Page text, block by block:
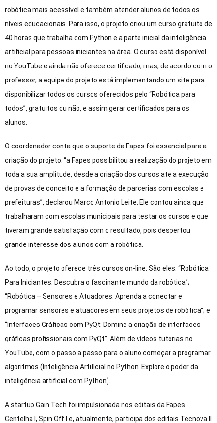
robótica mais acessível e também atender alunos de todos os
níveis educacionais. Para isso, o projeto criou um curso gratuito de
40 horas que trabalha com Python e a parte inicial da inteligência
artificial para pessoas iniciantes na área. O curso está disponível
no YouTube e ainda não oferece certificado, mas, de acordo com o
professor, a equipe do projeto está implementando um site para
disponibilizar todos os cursos oferecidos pelo “Robótica para
todos”, gratuitos ou não, e assim gerar certificados para os
alunos.
O coordenador conta que o suporte da Fapes foi essencial para a
criação do projeto: “a Fapes possibilitou a realização do projeto em
toda a sua amplitude, desde a criação dos cursos até a execução
de provas de conceito e a formação de parcerias com escolas e
prefeituras”, declarou Marco Antonio Leite. Ele contou ainda que
trabalharam com escolas municipais para testar os cursos e que
tiveram grande satisfação com o resultado, pois despertou
grande interesse dos alunos com a robótica.
Ao todo, o projeto oferece três cursos on-line. São eles: “Robótica
Para Iniciantes: Descubra o fascinante mundo da robótica”;
“Robótica – Sensores e Atuadores: Aprenda a conectar e
programar sensores e atuadores em seus projetos de robótica”; e
“Interfaces Gráficas com PyQt: Domine a criação de interfaces
gráficas profissionais com PyQt”. Além de vídeos tutorias no
YouTube, com o passo a passo para o aluno começar a programar
algoritmos (Inteligência Artificial no Python: Explore o poder da
inteligência artificial com Python).
A startup Gain Tech foi impulsionada nos editais da Fapes
Centelha I, Spin Off I e, atualmente, participa dos editais Tecnova II